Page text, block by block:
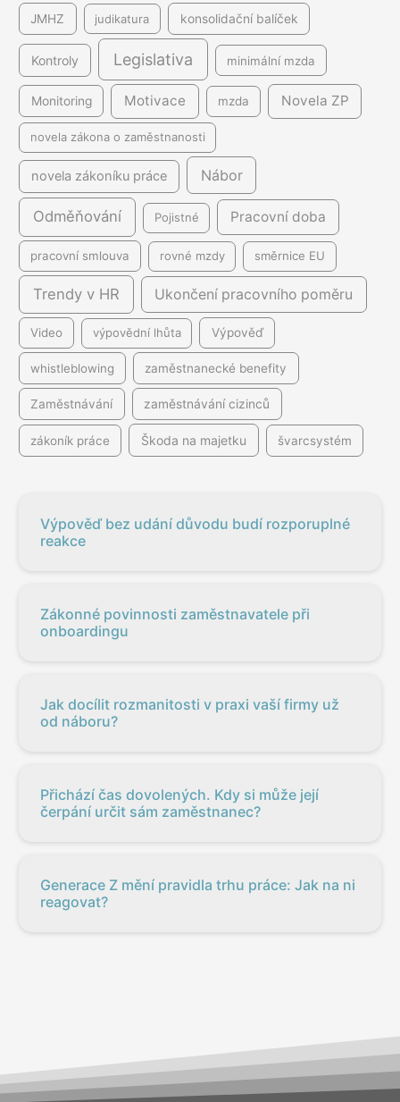
JMHZ judikatura konsolidační balíček
Kontroly Legislativa minimální mzda
Monitoring Motivace mzda Novela ZP
novela zákona o zaměstnanosti
novela zákoníku práce Nábor
Odměňování Pojistné Pracovní doba
pracovní smlouva rovné mzdy směrnice EU
Trendy v HR Ukončení pracovního poměru
Video výpovědní lhůta Výpověď
whistleblowing zaměstnanecké benefity
Zaměstnávání zaměstnávání cizinců
zákoník práce Škoda na majetku švarcsystém
Výpověď bez udání důvodu budí rozporuplné
reakce
Zákonné povinnosti zaměstnavatele při
onboardingu
Jak docílit rozmanitosti v praxi vaší firmy už
od náboru?
Přichází čas dovolených. Kdy si může její
čerpání určit sám zaměstnanec?
Generace Z mění pravidla trhu práce: Jak na ni
reagovat?